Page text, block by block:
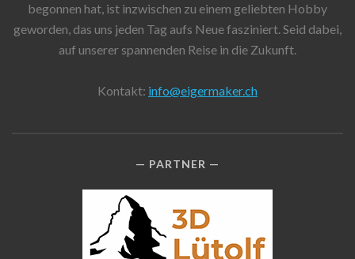
begonnen hat, ist inzwischen zu einem geliebten Hobby
geworden, das uns jeden Tag aufs Neue fasziniert. Seid dabei,
auf unserer spannenden Reise in die Zukunft.
Kontakt: info@eigermaker.ch
PARTNER